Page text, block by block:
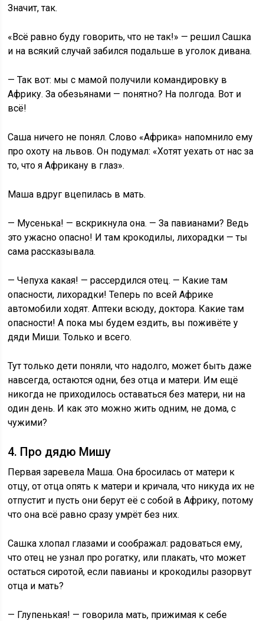
Значит, так.
«Всё равно буду говорить, что не так!» — решил Сашка
и на всякий случай забился подальше в уголок дивана.
— Так вот: мы с мамой получили командировку в
Африку. За обезьянами — понятно? На полгода. Вот и
всё!
Саша ничего не понял. Слово «Африка» напомнило ему
про охоту на львов. Он подумал: «Хотят уехать от нас за
то, что я Африкану в глаз».
Маша вдруг вцепилась в мать.
— Мусенька! — вскрикнула она. — За павианами? Ведь
это ужасно опасно! И там крокодилы, лихорадки — ты
сама рассказывала.
— Чепуха какая! — рассердился отец. — Какие там
опасности, лихорадки! Теперь по всей Африке
автомобили ходят. Аптеки всюду, доктора. Какие там
опасности! А пока мы будем ездить, вы поживёте у
дяди Миши. Только и всего.
Тут только дети поняли, что надолго, может быть даже
навсегда, остаются одни, без отца и матери. Им ещё
никогда не приходилось оставаться без матери, ни на
один день. И как это можно жить одним, не дома, с
чужими?
4. Про дядю Мишу
Первая заревела Маша. Она бросилась от матери к
отцу, от отца опять к матери и кричала, что никуда их не
отпустит и пусть они берут её с собой в Африку, потому
что она всё равно сразу умрёт без них.
Сашка хлопал глазами и соображал: радоваться ему,
что отец не узнал про рогатку, или плакать, что может
остаться сиротой, если павианы и крокодилы разорвут
отца и мать?
— Глупенькая! — говорила мать, прижимая к себе